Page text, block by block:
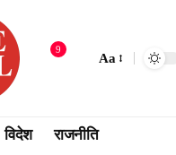
9
Aa
विदेश राजनीति